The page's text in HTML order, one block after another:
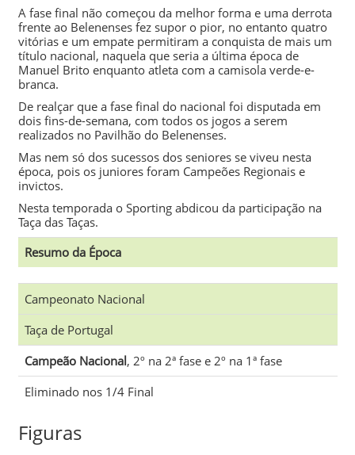
A fase final não começou da melhor forma e uma derrota
frente ao Belenenses fez supor o pior, no entanto quatro
vitórias e um empate permitiram a conquista de mais um
título nacional, naquela que seria a última época de
Manuel Britoenquanto atleta com a camisola verde-e-
branca.
De realçar que a fase final do nacional foi disputada em
dois fins-de-semana, com todos os jogos a serem
realizados no Pavilhão do Belenenses.
Mas nem só dos sucessos dos seniores se viveu nesta
época, pois os juniores foram Campeões Regionais e
invictos.
Nesta temporada o Sportingabdicou da participação na
Taça das Taças.
Resumo da Época
Campeonato Nacional
Taça de Portugal
Campeão Nacional, 2º na 2ª fase e 2º na 1ª fase
Eliminado nos 1/4 Final
Figuras